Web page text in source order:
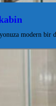
modern bir